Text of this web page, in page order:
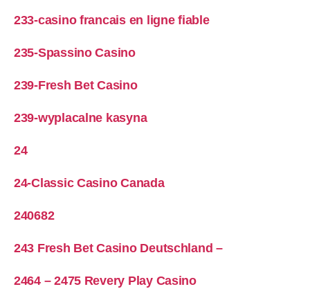
233-casino francais en ligne fiable
235-Spassino Casino
239-Fresh Bet Casino
239-wyplacalne kasyna
24
24-Classic Casino Canada
240682
243 Fresh Bet Casino Deutschland –
2464 – 2475 Revery Play Casino